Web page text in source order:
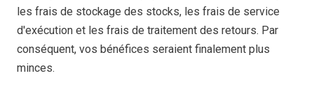
les frais de stockage des stocks, les frais de service
d'exécution et les frais de traitement des retours. Par
conséquent, vos bénéfices seraient finalement plus
minces.